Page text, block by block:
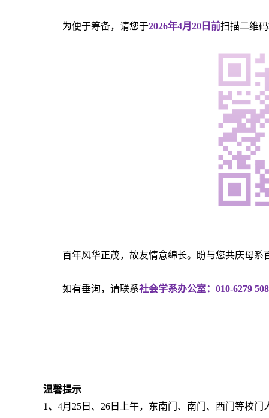
为便于筹备，请您于2026年4月20日前扫描二维
百年风华正茂，故友情意绵长。盼与您共庆母系
如有垂询，请联系社会学系办公室：010-6279
温馨提示
1、 4月25日、26日上午，东南门、南门、西门等校